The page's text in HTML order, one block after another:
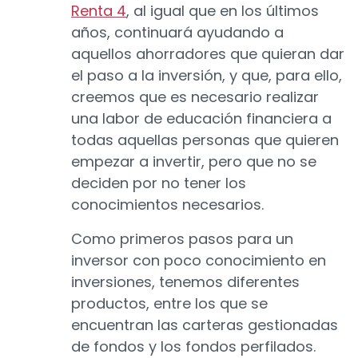
Renta 4, al igual que en los últimos
años, continuará ayudando a
aquellos ahorradores que quieran dar
el paso a la inversión, y que, para ello,
creemos que es necesario realizar
una labor de educación financiera a
todas aquellas personas que quieren
empezar a invertir, pero que no se
deciden por no tener los
conocimientos necesarios.
Como primeros pasos para un
inversor con poco conocimiento en
inversiones, tenemos diferentes
productos, entre los que se
encuentran las carteras gestionadas
de fondos y los fondos perfilados.